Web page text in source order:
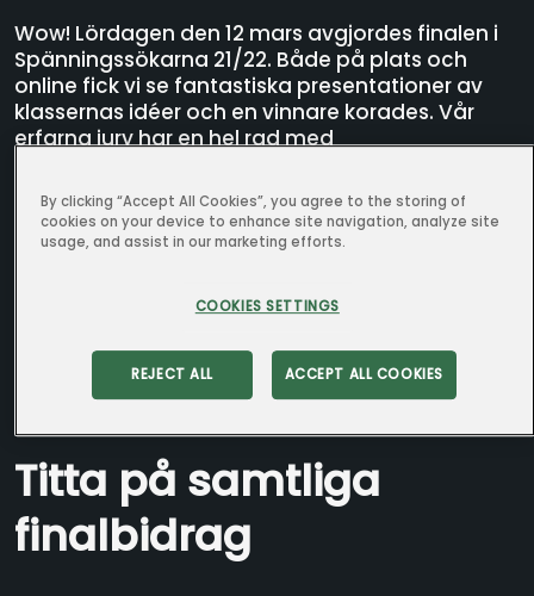
Wow! Lördagen den 12 mars avgjordes finalen i
Spänningssökarna 21/22. Både på plats och
online fick vi se fantastiska presentationer av
klassernas idéer och en vinnare korades. Vår
erfarna jury har en hel rad med
korar en vinnare, nämligen dessa:
Funktion och användning
Målgrupp – vem/vilka riktas idén till?
Spridning bland Kraftringens ägarkommuner
Presentation
Titta på samtliga
finalbidrag
By clicking “Accept All Cookies”, you agree to the storing of
cookies on your device to enhance site navigation, analyze site
usage, and assist in our marketing efforts.
COOKIES SETTINGS
REJECT ALL ACCEPT ALL COOKIES